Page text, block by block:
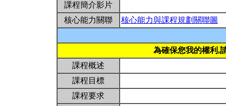
課程簡介影片
核心能力關聯
核心能力與課程規劃關聯圖
為確保您我的權利,
課程概述
課程目標
課程要求